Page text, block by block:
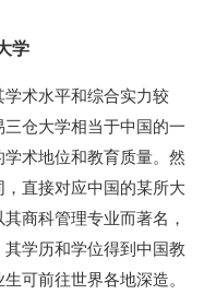
学
术水平和综合实力较
仓大学相当于中国的一
术地位和教育质量。然
直接对应中国的某所大
商科管理专业而著名，
学历和学位得到中国教
可前往世界各地深造。